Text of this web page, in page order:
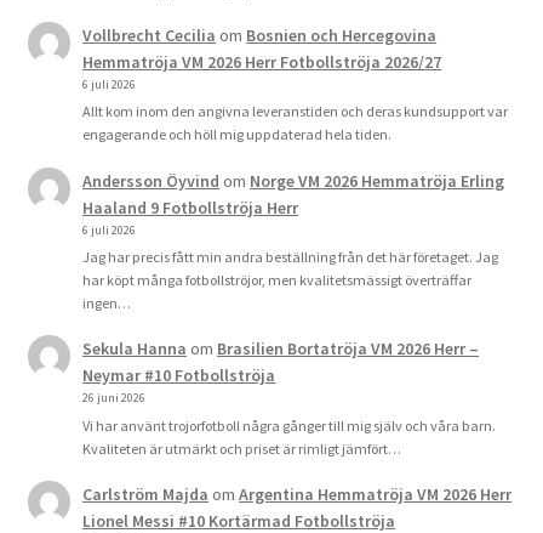
Vollbrecht Cecilia om Bosnien och Hercegovina
Hemmatröja VM 2026 Herr Fotbollströja 2026/27
6 juli 2026
Allt kom inom den angivna leveranstiden och deras kundsupport var
engagerande och höll mig uppdaterad hela tiden.
Andersson Öyvind om Norge VM 2026 Hemmatröja Erling
Haaland 9 Fotbollströja Herr
6 juli 2026
Jag har precis fått min andra beställning från det här företaget. Jag
har köpt många fotbollströjor, men kvalitetsmässigt överträffar
ingen…
Sekula Hanna om Brasilien Bortatröja VM 2026 Herr –
Neymar #10 Fotbollströja
26 juni 2026
Vi har använt trojorfotboll några gånger till mig själv och våra barn.
Kvaliteten är utmärkt och priset är rimligt jämfört…
Carlström Majda omArgentina Hemmatröja VM 2026 Herr
Lionel Messi #10 Kortärmad Fotbollströja